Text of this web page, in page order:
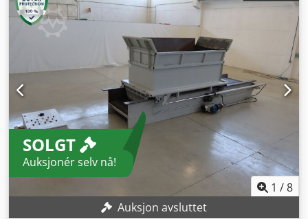
SOLGT
Auksjonér selv nå!
1 /8
Auksjon avsluttet